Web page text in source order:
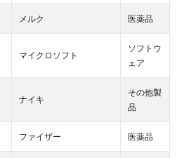
メルク 医薬品
マイクロソフト
ソフトウ
ェア
ナイキ
その他製
品
ファイザー 医薬品